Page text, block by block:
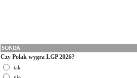
SONDA
Czy Polak wygra LGP 2026?
tak